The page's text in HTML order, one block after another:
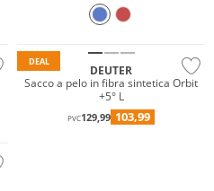
DEAL
DEUTER
Sacco a pelo in fibra sintetica Orbit
+5° L
PVC129,99 103,99